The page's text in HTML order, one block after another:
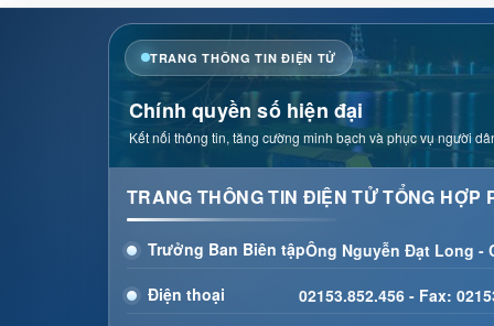
TRANG THÔNG TIN ĐIỆN TỬ
Chính quyền số hiện đại
Kết nối thông tin, tăng cường minh bạch và phục vụ người
TRANG THÔNG TIN ĐIỆN TỬ TỔNG
Trưởng Ban Biên tậpÔng Nguyễn Đạt Long -
Điện thoại
02153.852.456 - Fax: